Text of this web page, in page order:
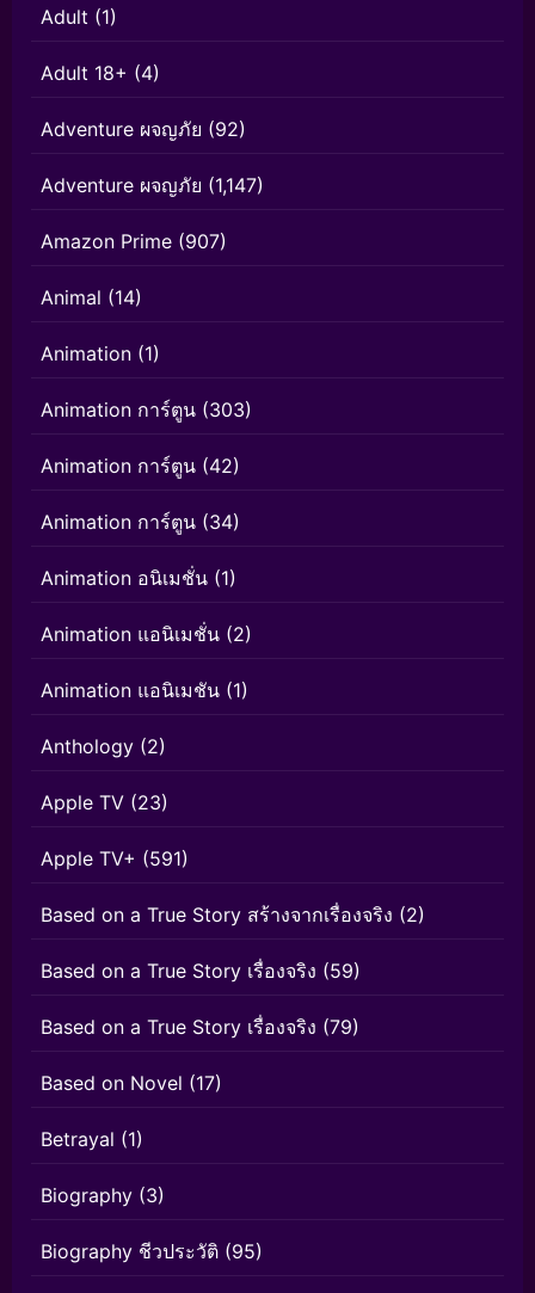
Adult (1)
Adult 18+ (4)
Adventure ผจญภัย (92)
Adventure ผจญภัย (1,147)
Amazon Prime (907)
Animal (14)
Animation (1)
Animation การ์ตูน (303)
Animation การ์ตูน (42)
Animation การ์ตูน (34)
Animation อนิเมชั่น (1)
Animation แอนิเมชั่น (2)
Animation แอนิเมชัน (1)
Anthology (2)
Apple TV (23)
Apple TV+ (591)
Based on a True Story สร้างจากเรื่องจริง (2)
Based on a True Story เรื่องจริง (59)
Based on a True Story เรื่องจริง (79)
Based on Novel (17)
Betrayal (1)
Biography (3)
Biography ชีวประวัติ (95)